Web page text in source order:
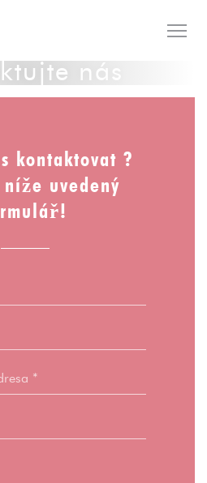
nás
kontaktovat ?
uvedený